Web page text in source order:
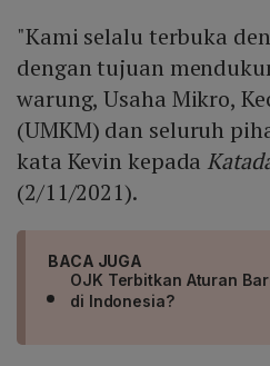
"Kami selalu terbuka
dengan tujuan
warung, Usaha Mikro,
(UMKM) dan seluruh
kata Kevin kepada
(2/11/2021).
BACA JUGA
OJK Terbitkan Aturan
di Indonesia?